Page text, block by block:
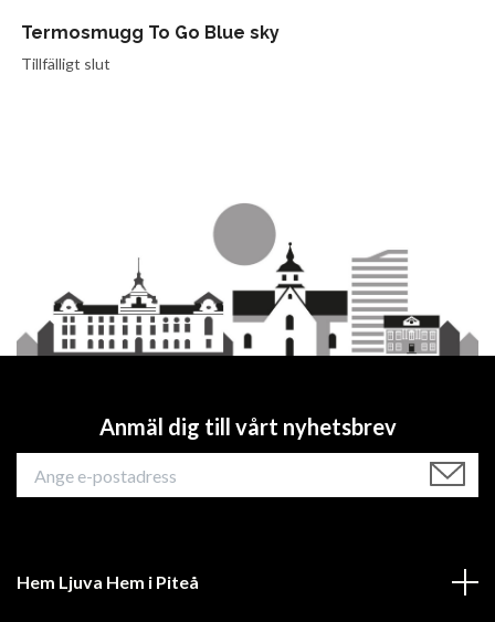
Termosmugg To Go Blue sky
Tillfälligt slut
Anmäl dig till vårt nyhetsbrev
Hem Ljuva Hem i Piteå